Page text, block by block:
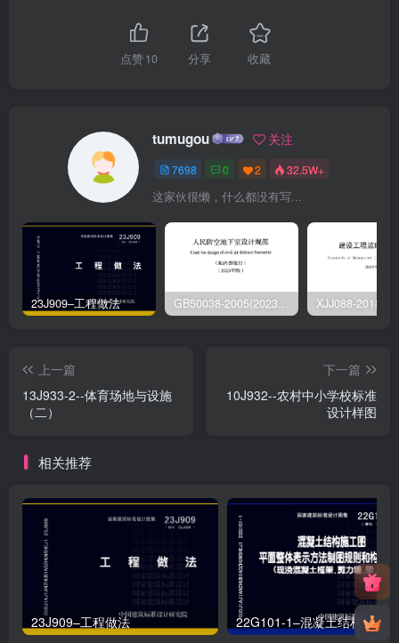
点赞10 分享 收藏
tumugou 关注
7698 0 2 32.5W+
这家伙很懒，什么都没有写...
23J909–工程做法 GB50038-2005(2023版)–人民防空地下室设计规范
上一篇
13J933-2--体育场地与设施
（二）
下一篇
10J932--农村中小学校标准
设计样图
相关推荐
23J909–工程做法